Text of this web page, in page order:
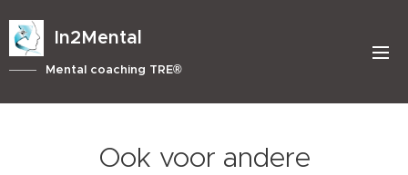
In2Mental
Mental coaching TRE®
Ook voor andere